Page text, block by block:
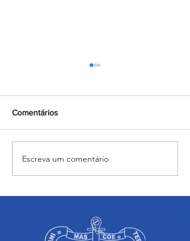
“Maria caminha nesta
voltadas ao mês mariano.
Comentários
Escreva um comentário